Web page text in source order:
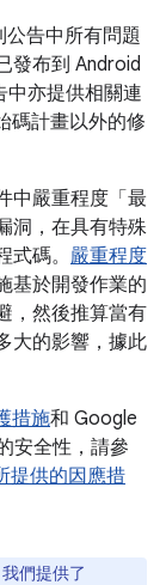
告中所有問題
發布到 Android
中亦提供相關連
碼計畫以外的修
中嚴重程度「最
洞，在具有特殊
碼。 嚴重程度
基於開發作業的
，然後推算當有
大的影響，據此
措施和 Google
安全性，請參
提供的因應措
們提供了